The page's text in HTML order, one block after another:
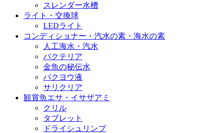
スレンダー水槽
ライト・交換球
LEDライト
コンディショナー・汽水の素・海水の素
人工海水・汽水
バクテリア
金魚の秘伝水
バクヨウ液
サリクリア
観賞魚エサ・イサザアミ
クリル
タブレット
ドライシュリンプ